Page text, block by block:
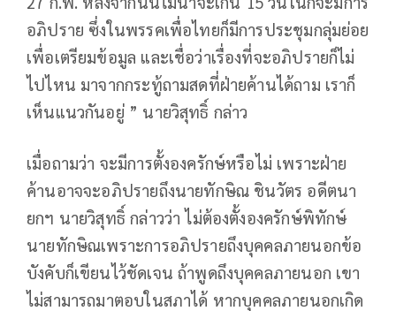
อภิปราย ซึ่งในพรรคเพื่อไทยก็มีการประชุมกลุ่มย่อย
เพื่อเตรียมข้อมูล และเชื่อว่าเรื่องที่จะอภิปรายก็ไม่
ไปไหน มาจากกระทู้ถามสดที่ฝ่ายค้านได้ถาม เราก็
เห็นแนวกันอยู่ ” นายวิสุทธิ์ กล่าว
เมื่อถามว่า จะมีการตั้งองครักษ์หรือไม่ เพราะฝ่าย
ค้านอาจจะอภิปรายถึงนายทักษิณ ชินวัตร อดีตนา
ยกฯ นายวิสุทธิ์ กล่าวว่า ไม่ต้องตั้งองครักษ์พิทักษ์
นายทักษิณ​เพราะการอภิปรายถึงบุคคลภายนอกข้อ
บังคับก็เขียนไว้ชัดเจน ถ้าพูดถึงบุคคลภายนอก เขา
ไม่สามารถมาตอบในสภาได้ หากบุคคลภายนอกเกิด